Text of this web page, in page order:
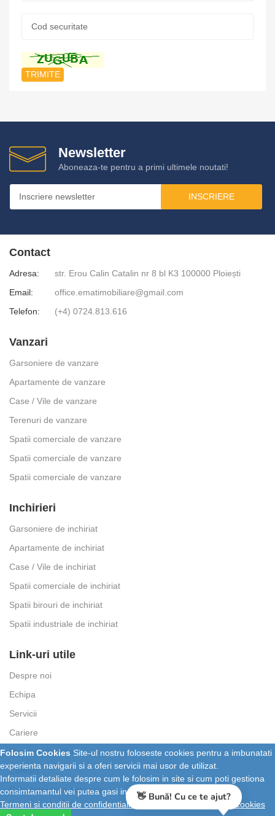
securitate:
Newsletter
Aboneaza-te pentru a primi ultimele noutati!
INSCRIERE
Contact
Adresa:
str. Erou Calin Catalin nr 8 bl K3 100000 Ploiești
Email:
office.ematimobiliare@gmail.com
Telefon:
(+4) 0724.813.616
Vanzari
Garsoniere de vanzare
Apartamente de vanzare
Case / Vile de vanzare
Terenuri de vanzare
Spatii comerciale de vanzare
Spatii comerciale de vanzare
Spatii comerciale de vanzare
Inchirieri
Garsoniere de inchiriat
Apartamente de inchiriat
Case / Vile de inchiriat
Spatii comerciale de inchiriat
Spatii birouri de inchiriat
Spatii industriale de inchiriat
Link-uri utile
Despre noi
Echipa
Servicii
Cariere
Parerea clientilor
Contact
Calculator taxe notariale
Folosim Cookies Site-ul nostru foloseste cookies pentru a imbunatati
experienta navigarii si a oferi servicii mai usor de utilizat.
Informatii detaliate despre cum le folosim in site si cum poti gestiona
consimtamantul vei putea gasi in
Termeni si conditii de confidentialitate
Setari personalizate cookies
👋 Bună! Cu ce te ajut?